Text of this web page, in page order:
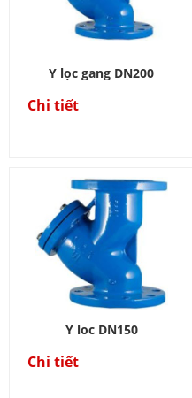
Y lọc gang DN200
Chi tiết
Y loc DN150
Chi tiết